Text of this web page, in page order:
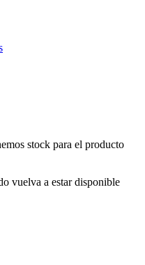
stock para el producto
vuelva a estar disponible